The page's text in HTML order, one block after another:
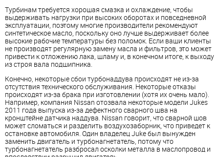
Турбинам требуется хорошая смазка и охлаждение, чтобы
выдерживать нагрузки при высоких оборотах и повседневной
эксплуатации, поэтому многие производители рекомендуют
синтетическое масло, поскольку оно лучше выдерживает более
высокие рабочие температуры без поломок. Если ваши клиенты
не производят регулярную замену масла и фильтров, это может
привести к отложению лака, шламу и, в конечном итоге, к выходу
из строя вала подшипника.
Конечно, некоторые сбои турбонаддува происходят не из-за
отсутствия технического обслуживания. Некоторые отказы
происходят из-за брака при изготовлении (хотя их очень мало).
Например, компания Nissan отозвала некоторые модели Jukes
2011 года выпуска из-за дефектного сварного шва на
кронштейне датчика наддува. Nissan говорит, что сварной шов
может сломаться и разделить воздухозаборник, что приведет к
остановке автомобиля. Один владелец Juke был вынужден
заменить двигатель и турбонагнетатель, потому что
турбонагнетатель разбросал осколки металла в маслопровод и